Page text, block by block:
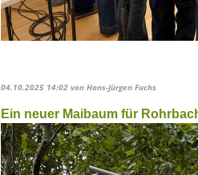
04.10.2025 14:02 von Hans-Jürgen Fuchs
Ein neuer Maibaum für